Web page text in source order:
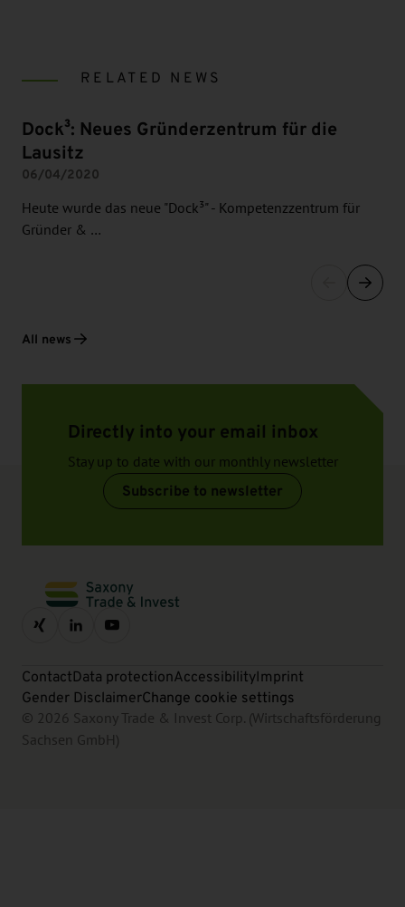
RELATED NEWS
Dock³: Neues Gründerzentrum für die
Lausitz
06/04/2020
Heute wurde das neue "Dock³" - Kompetenzzentrum für
Gründer & …
All news
Directly into your email inbox
Stay up to date with our monthly newsletter
Subscribe to newsletter
ContactData protectionAccessibilityImprint
Gender DisclaimerChange cookie settings
© 2026 Saxony Trade & Invest Corp. (Wirtschaftsförderung
Sachsen GmbH)